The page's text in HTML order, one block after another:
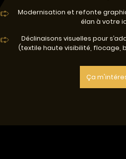
Modernisation et refonte
élan à votre
Déclinaisons visuelles pour
(textile haute visibilité, flocage,
Ça